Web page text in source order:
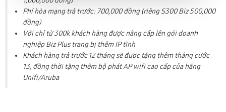
Phí hòa mạng trả trước: 700,000 đồng (riêng S300 Biz 500,000
đồng)
Với chỉ từ 300k khách hàng được nâng cấp lên gói doanh
nghiệp Biz Plus trang bị thêm IP tĩnh
Khách hàng trả trước 12 tháng sẽ được tặng thêm tháng cước
13, đồng thời tặng thêm bộ phát AP wifi cao cấp của hãng
Unifi/Aruba